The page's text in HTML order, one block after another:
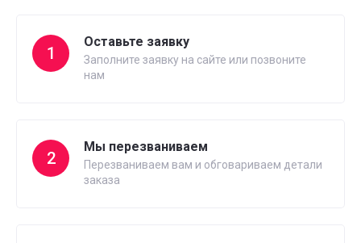
1
Оставьте заявку
Заполните заявку на сайте или позвоните
нам
2
Мы перезваниваем
Перезваниваем вам и обговариваем детали
заказа